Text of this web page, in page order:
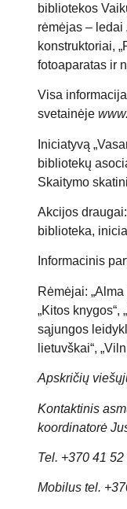
bibliotekos
rėmėjas – ledai
konstruktoriai,
fotoaparatas ir
Visa
svetainėje
Iniciatyvą
bibliotekų
Skaitymo
Akcijos draugai:
biblioteka,
Informacinis
Rėmėjai: „Alma
„Kitos knygos“,
sąjungos
lietuvškai“,
Apskričių
Kontaktinis
koordinatorė
Tel. +370 41 52
Mobilus tel.